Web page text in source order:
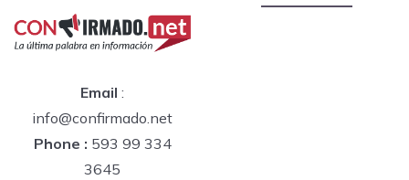
Email :
info@confirmado.net
Phone : 593 99 334
3645